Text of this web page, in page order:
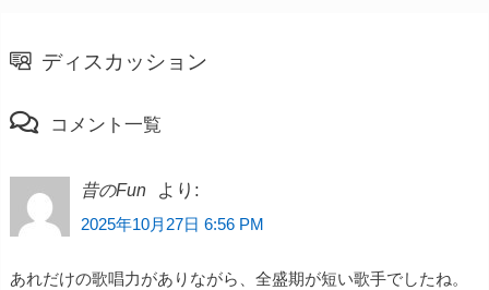
ディスカッション
コメント一覧
昔のFun より:
2025年10月27日 6:56 PM
あれだけの歌唱力がありながら、全盛期が短い歌手でしたね。